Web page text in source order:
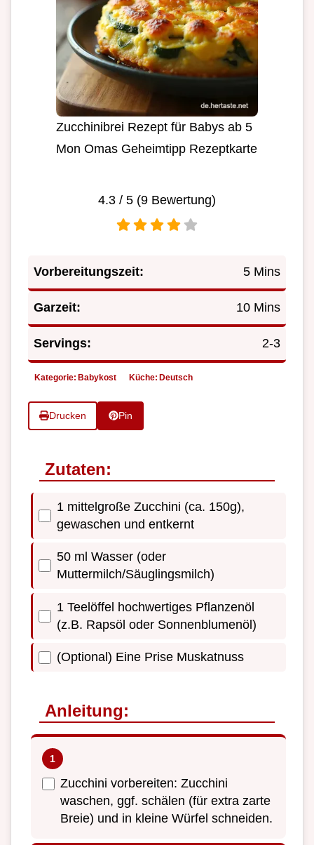
Zucchinibrei Rezept für Babys ab 5
Mon Omas Geheimtipp Rezeptkarte
4.3 / 5 (9 Bewertung)
Vorbereitungszeit: 5 Mins
Garzeit: 10 Mins
Servings: 2-3
Kategorie: Babykost Küche: Deutsch
Drucken Pin
Zutaten:
1 mittelgroße Zucchini (ca. 150g),
gewaschen und entkernt
50 ml Wasser (oder
Muttermilch/Säuglingsmilch)
1 Teelöffel hochwertiges Pflanzenöl
(z.B. Rapsöl oder Sonnenblumenöl)
(Optional) Eine Prise Muskatnuss
Anleitung:
Zucchini vorbereiten: Zucchini
waschen, ggf. schälen (für extra zarte
Breie) und in kleine Würfel schneiden.